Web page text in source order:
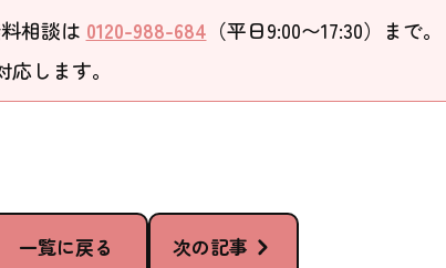
相談は 0120-988-684 （平日9:00〜17:30）まで。
します。
一覧に戻る 次の記事